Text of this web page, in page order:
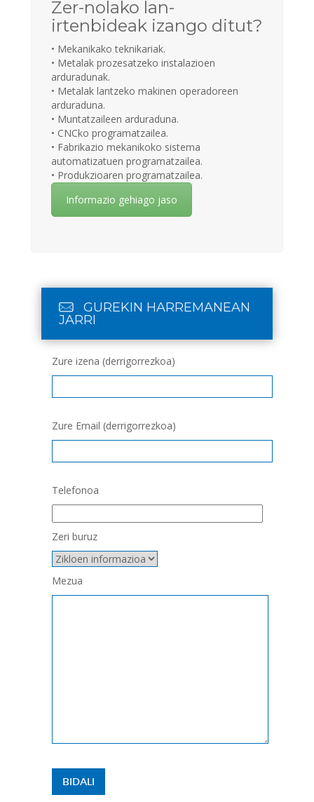
Zer-nolako lan-
irtenbideak izango ditut?
• Mekanikako teknikariak.
• Metalak prozesatzeko instalazioen
arduradunak.
• Metalak lantzeko makinen operadoreen
arduraduna.
• Muntatzaileen arduraduna.
• CNCko programatzailea.
• Fabrikazio mekanikoko sistema
automatizatuen programatzailea.
• Produkzioaren programatzailea.
Informazio gehiago jaso
GUREKIN HARREMANEAN
JARRI
Zure izena (derrigorrezkoa)
Zure Email (derrigorrezkoa)
Telefonoa
Zeri buruz
Mezua